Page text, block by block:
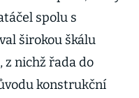
spolu s
širokou škálu
nichž řada do
konstrukční